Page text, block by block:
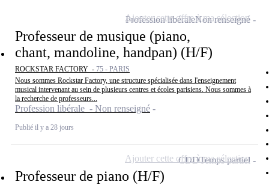
Professeur de musique (piano,
chant, mandoline, handpan) (H/F)
ROCKSTAR FACTORY - 75 - PARIS
Nous sommes Rockstar Factory, une structure spécialisée dans l'enseignement
musical intervenant au sein de plusieurs centres et écoles parisiens. Nous sommes à
la recherche de professeurs...
Profession libérale - Non renseigné
Publié il y a 28 jours
Profession libéraleNon renseigné
Ajouter cette offre à ma sélection
Professeur de piano (H/F)
CDDTemps partiel
Ajouter cette offre à ma sélection